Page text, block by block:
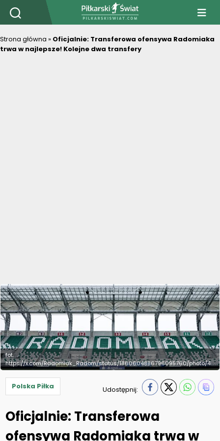
PiłkarskiSwiat.com
Strona główna » Oficjalnie: Transferowa ofensywa Radomiaka
trwa w najlepsze! Kolejne dwa transfery
fot.
https://x.com/Radomiak_Radom/status/1860604886796095760/photo/4
Polska Piłka Udostępnij:
Oficjalnie: Transferowa
ofensywa Radomiaka trwa w